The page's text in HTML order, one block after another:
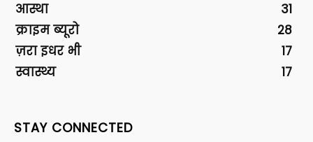
आस्था
31
क्राइम ब्यूरो
28
ज़रा इधर भी
17
स्वास्थ्य
17
STAY CONNECTED